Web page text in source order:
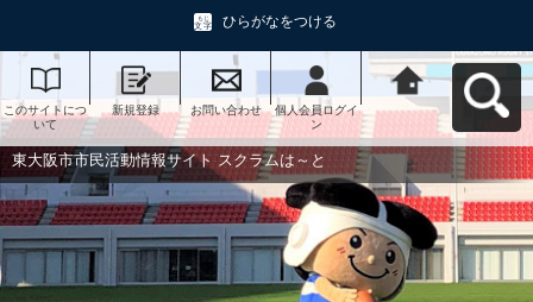
ひらがなをつける
このサイトにつ
いて
新規登録 お問い合わせ
個人会員ログイ
ン
東大阪市市民活
動情報サイト ス
クラムは～とへ
戻る
東大阪市市民活動情報サイト スクラムは～と